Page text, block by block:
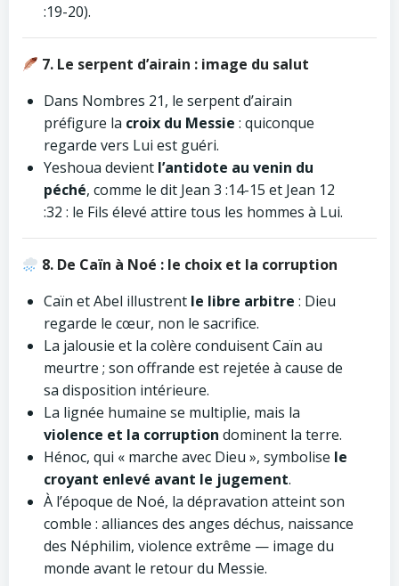
:19-20).
7. Le serpent d’airain : image du salut
Dans Nombres 21, le serpent d’airain
préfigure la croix du Messie : quiconque
regarde vers Lui est guéri.
Yeshoua devient l’antidote au venin du
péché, comme le dit Jean 3 :14-15 et Jean 12
:32 : le Fils élevé attire tous les hommes à Lui.
8. De Caïn à Noé : le choix et la corruption
Caïn et Abel illustrent le libre arbitre : Dieu
regarde le cœur, non le sacrifice.
La jalousie et la colère conduisent Caïn au
meurtre ; son offrande est rejetée à cause de
sa disposition intérieure.
La lignée humaine se multiplie, mais la
violence et la corruption dominent la terre.
Hénoc, qui « marche avec Dieu », symbolise le
croyant enlevé avant le jugement.
À l’époque de Noé, la dépravation atteint son
comble : alliances des anges déchus, naissance
des Néphilim, violence extrême — image du
monde avant le retour du Messie.